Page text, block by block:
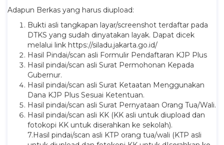
Adapun Berkas yang harus diupload:
Bukti asli tangkapan layar/screenshot terdaftar pada
DTKS yang sudah dinyatakan layak. Dapat dicek
melalui link https://siladu.jakarta.go.id/
Hasil Pindai/scan asli Formulir Pendaftaran KJP Plus
Hasil pindai/scan asli Surat Permohonan Kepada
Gubernur.
Hasil pindai/scan asli Surat Ketaatan Menggunakan
Dana KJP Plus Sesuai Ketentuan.
Hasil pindai/scan asli Surat Pernyataan Orang Tua/Wali.
Hasil pindai/scan asli KK (KK asli untuk diupload dan
fotokopi KK untuk diserahkan ke sekolah).
7.⁠Hasil pindai/scan asli KTP orang tua/wali (KTP asli